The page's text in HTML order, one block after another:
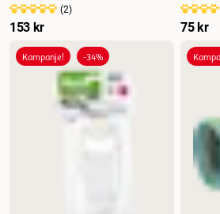
(2)
153 kr 75 kr
Kampanje! -34%